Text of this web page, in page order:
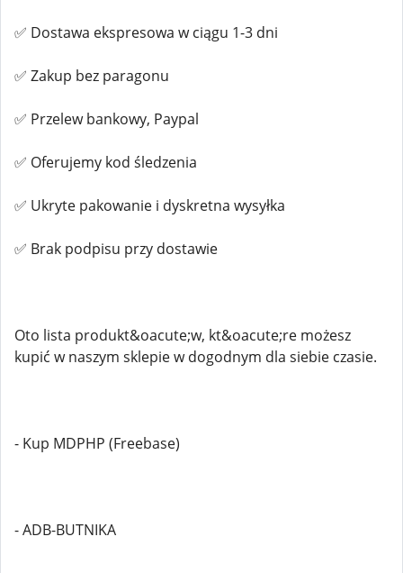
✅ Dostawa ekspresowa w ciągu 1-3 dni
✅ Zakup bez paragonu
✅ Przelew bankowy, Paypal
✅ Oferujemy kod śledzenia
✅ Ukryte pakowanie i dyskretna wysyłka
✅ Brak podpisu przy dostawie
Oto lista produkt&oacute;w, kt&oacute;re możesz
kupić w naszym sklepie w dogodnym dla siebie czasie.
- Kup MDPHP (Freebase)
- ADB-BUTNIKA